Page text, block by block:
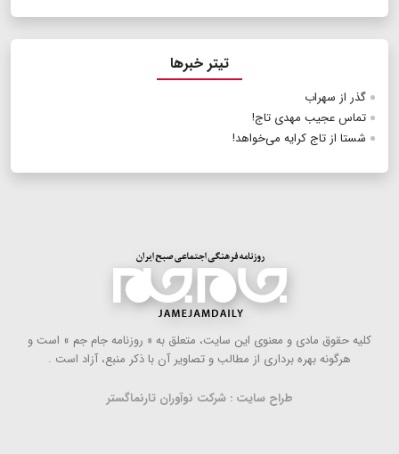
تیتر خبرها
گذر از سهراب
تماس عجیب مهدی تاج!
شستا از تاج کرایه می‌خواهد!
كلیه حقوق مادی و معنوی این سایت، متعلق به « روزنامه جام جم » است و
هرگونه بهره ‌برداری از مطالب و تصاویر آن با ذكر منبع، آزاد است .
طراح سایت : شرکت نوآوران تارنماگستر